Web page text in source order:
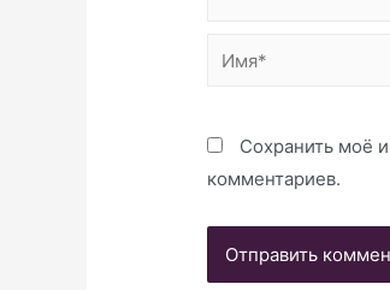
Имя*
Сохранить моё
комментариев.